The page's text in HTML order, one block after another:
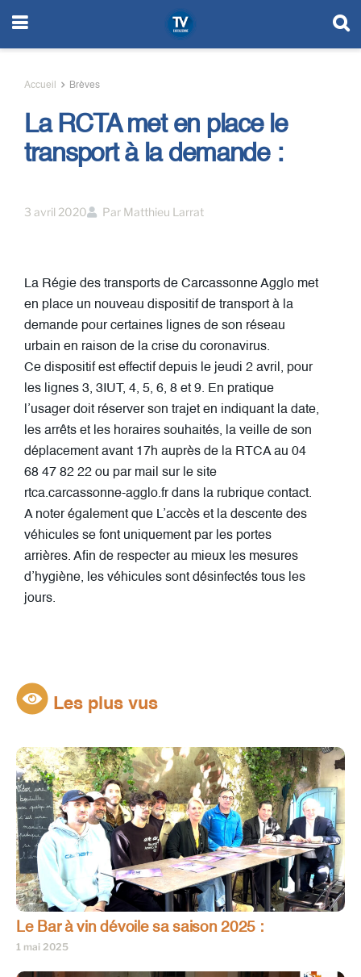
Accueil Brèves
La RCTA met en place le
transport à la demande :
3 avril 2020 Par Matthieu Larrat
La Régie des transports de Carcassonne Agglo met
en place un nouveau dispositif de transport à la
demande pour certaines lignes de son réseau
urbain en raison de la crise du coronavirus.
Ce dispositif est effectif depuis le jeudi 2 avril, pour
les lignes 3, 3IUT, 4, 5, 6, 8 et 9. En pratique
l’usager doit réserver son trajet en indiquant la date,
les arrêts et les horaires souhaités, la veille de son
déplacement avant 17h auprès de la RTCA au 04
68 47 82 22 ou par mail sur le site
rtca.carcassonne-agglo.fr dans la rubrique contact.
A noter également que L’accès et la descente des
véhicules se font uniquement par les portes
arrières. Afin de respecter au mieux les mesures
d’hygiène, les véhicules sont désinfectés tous les
jours.
Les plus vus
Le Bar à vin dévoile sa saison 2025 :
1 mai 2025